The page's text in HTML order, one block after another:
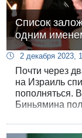
Список
одним
2 декабря 2023,
Почти через
на Израиль
пополняться.
Биньямина
террористов.